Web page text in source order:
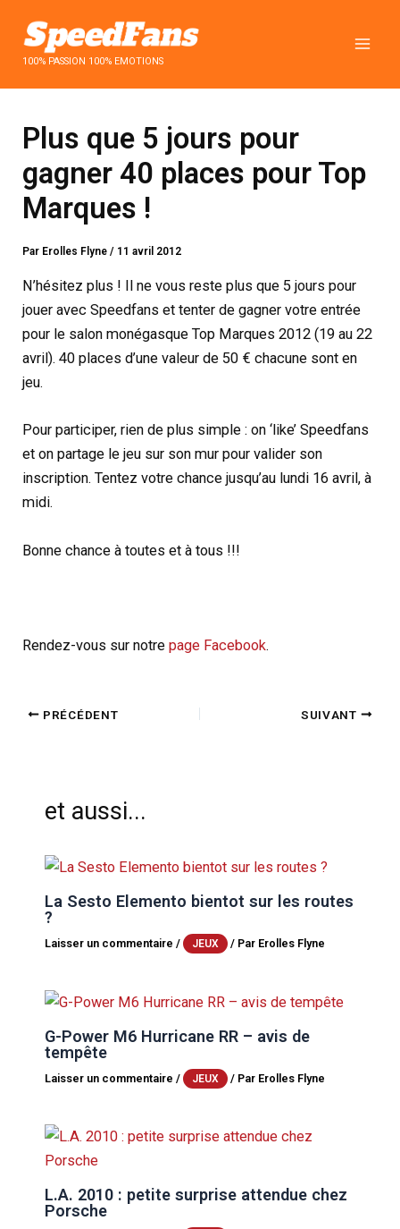
contenu100% PASSION 100% EMOTIONS
Plus que 5 jours pour
gagner 40 places pour Top
Marques !
Par Erolles Flyne/ 11 avril 2012
N’hésitez plus ! Il ne vous reste plus que 5 jours pour
jouer avec Speedfans et tenter de gagner votre entrée
pour le salon monégasque Top Marques 2012 (19 au 22
avril). 40 places d’une valeur de 50 € chacune sont en
jeu.
Pour participer, rien de plus simple : on ‘like’ Speedfans
et on partage le jeu sur son mur pour valider son
inscription. Tentez votre chance jusqu’au lundi 16 avril, à
midi.
Bonne chance à toutes et à tous !!!
Rendez-vous sur notrepage Facebook.
PRÉCÉDENT SUIVANT
et aussi...
La Sesto Elemento bientot sur les routes
?
Laisser un commentaire / JEUX / Par Erolles Flyne
G-Power M6 Hurricane RR – avis de
tempête
Laisser un commentaire / JEUX / Par Erolles Flyne
L.A. 2010 : petite surprise attendue chez
Porsche